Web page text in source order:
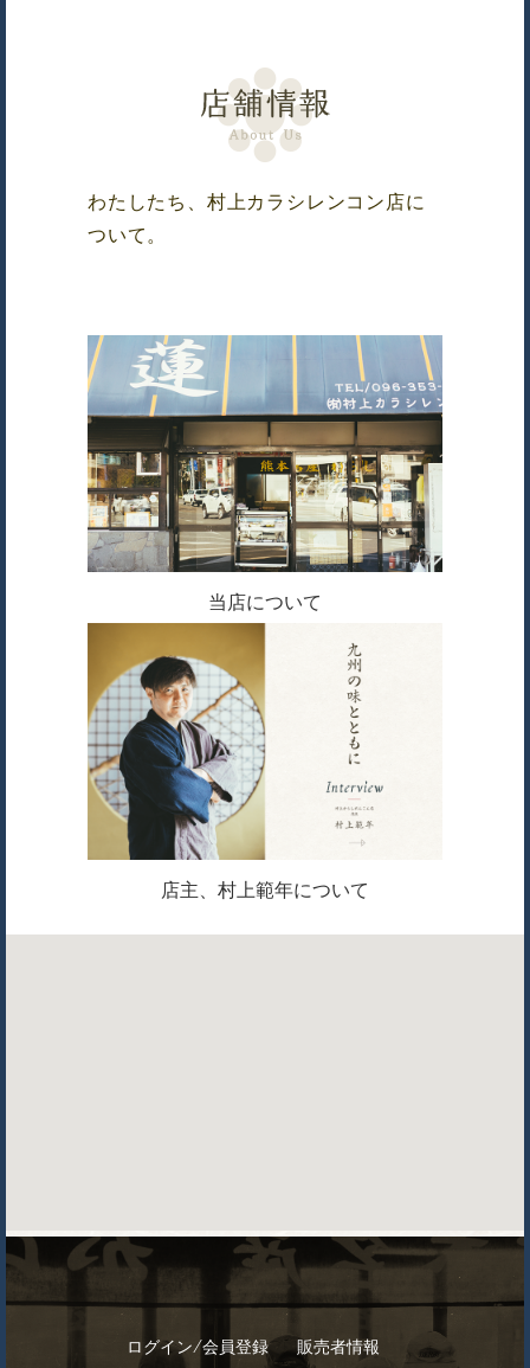
わたしたち、村上カラシレンコン店に
ついて。
当店について
店主、村上範年について
ログイン/会員登録 販売者情報